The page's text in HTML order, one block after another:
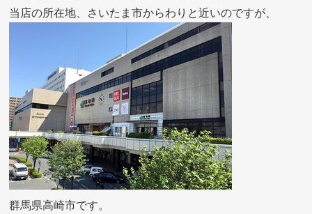
当店の所在地、さいたま市からわりと近いのですが、
群馬県高崎市です。